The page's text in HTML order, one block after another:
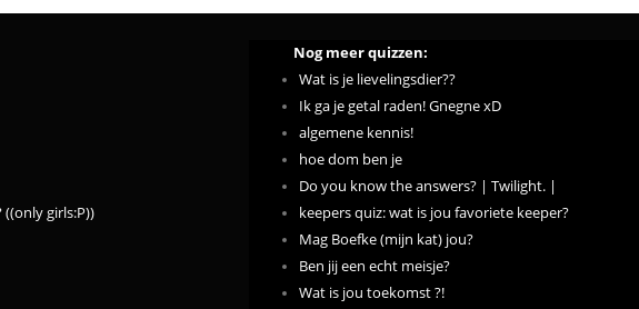
girls:P))
Nog meer quizzen:
Wat is je lievelingsdier??
Ik ga je getal raden! Gnegne xD
algemene kennis!
hoe dom ben je
Do you know the answers? | Twilight. |
keepers quiz: wat is jou favoriete keeper?
Mag Boefke (mijn kat) jou?
Ben jij een echt meisje?
Wat is jou toekomst ?!